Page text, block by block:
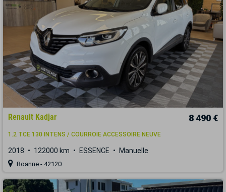
Renault Kadjar 8 490 €
1.2 TCE 130 INTENS / COURROIE ACCESSOIRE NEUVE
2018 122000 km ESSENCE Manuelle
Roanne - 42120